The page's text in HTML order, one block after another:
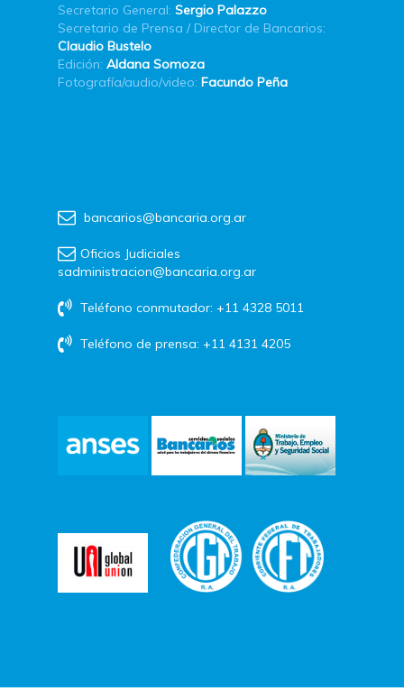
Secretario General: Sergio Palazzo
Secretario de Prensa / Director de Bancarios:
Claudio Bustelo
Edición: Aldana Somoza
Fotografía/audio/video: Facundo Peña
bancarios@bancaria.org.ar
Oficios Judiciales
sadministracion@bancaria.org.ar
Teléfono conmutador: +11 4328 5011
Teléfono de prensa: +11 4131 4205